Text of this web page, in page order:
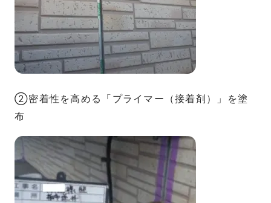
②密着性を高める「プライマー（接着剤）」を塗
布